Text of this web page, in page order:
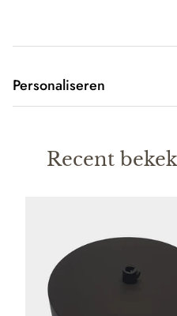
Personaliseren
mogelijk.
Of telefonisch 06 15091643
Recent